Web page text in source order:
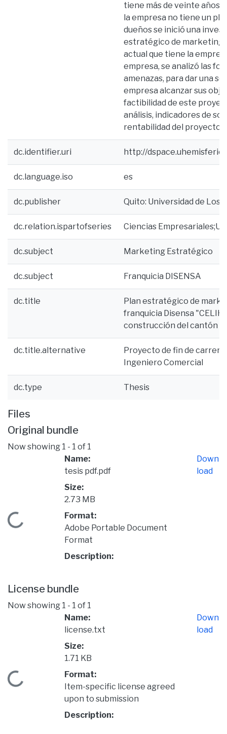
tiene más de veinte años
la empresa no tiene un
dueños se inició una
estratégico de marketing,
actual que tiene la
empresa, se analizó las
amenazas, para dar una
empresa alcanzar sus
factibilidad de este
análisis, indicadores de
rentabilidad del proyecto.
dc.identifier.uri http://
dc.language.iso es
dc.publisher Quito: Universidad de Los
dc.relation.ispartofseries Ciencias
dc.subject Marketing Estratégico
dc.subject Franquicia DISENSA
dc.title
Plan estratégico de
franquicia Disensa
construcción del cantón
dc.title.alternative
Proyecto de fin de
Ingeniero Comercial
dc.type Thesis
Files
Original bundle
Now showing 1 - 1 of 1
Loading...
Name:
tesis pdf.pdf
Size:
2.73 MB
Format:
Adobe Portable Document
Format
Description:
Down
load
License bundle
Now showing 1 - 1 of 1
Loading...
Name:
license.txt
Size:
1.71 KB
Format:
Item-specific license agreed
upon to submission
Description:
Down
load